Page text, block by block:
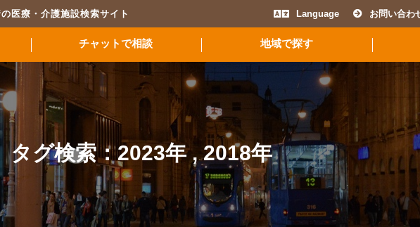
医療・介護施設検索サイト Language お問い合わ
チャットで相談 地域で探す
タグ検索：2023年,2018年